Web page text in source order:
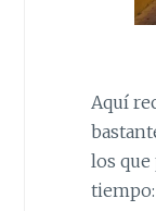
Aquí
los
tiempo: